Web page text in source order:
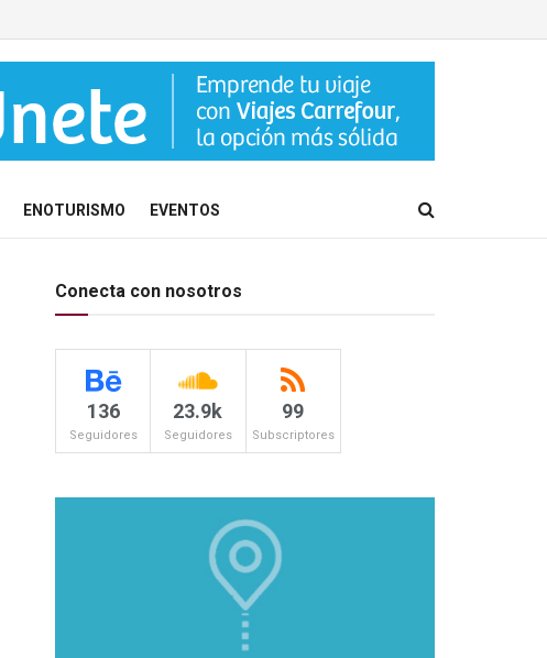
ENOTURISMO EVENTOS
Conecta con nosotros
136
Seguidores
23.9k
Seguidores
99
Subscriptores